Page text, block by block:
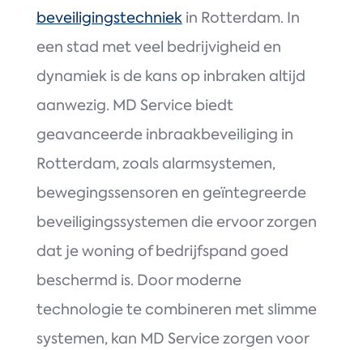
beveiligingstechniekin Rotterdam. In
een stad met veel bedrijvigheid en
dynamiek is de kans op inbraken altijd
aanwezig. MD Service biedt
geavanceerde inbraakbeveiliging in
Rotterdam, zoals alarmsystemen,
bewegingssensoren en geïntegreerde
beveiligingssystemen die ervoor zorgen
dat je woning of bedrijfspand goed
beschermd is. Door moderne
technologie te combineren met slimme
systemen, kan MD Service zorgen voor